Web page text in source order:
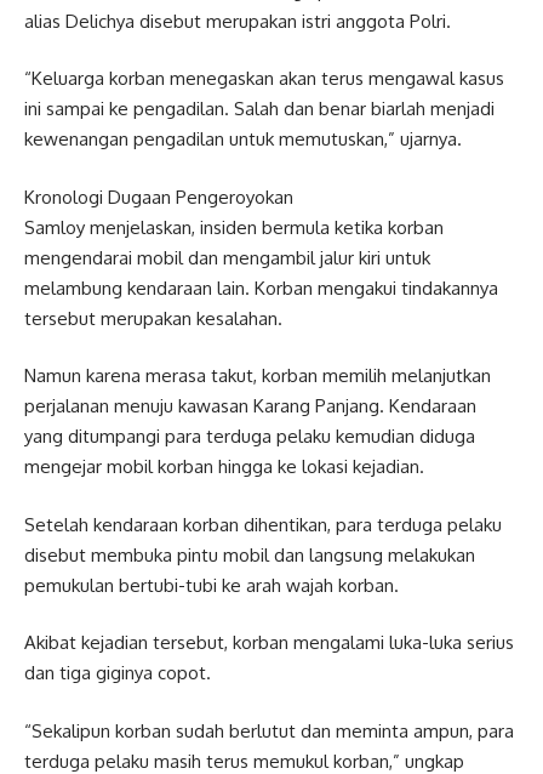
alias Delichya disebut merupakan istri anggota Polri.
“Keluarga korban menegaskan akan terus mengawal kasus
ini sampai ke pengadilan. Salah dan benar biarlah menjadi
kewenangan pengadilan untuk memutuskan,” ujarnya.
Kronologi Dugaan Pengeroyokan
Samloy menjelaskan, insiden bermula ketika korban
mengendarai mobil dan mengambil jalur kiri untuk
melambung kendaraan lain. Korban mengakui tindakannya
tersebut merupakan kesalahan.
Namun karena merasa takut, korban memilih melanjutkan
perjalanan menuju kawasan Karang Panjang. Kendaraan
yang ditumpangi para terduga pelaku kemudian diduga
mengejar mobil korban hingga ke lokasi kejadian.
Setelah kendaraan korban dihentikan, para terduga pelaku
disebut membuka pintu mobil dan langsung melakukan
pemukulan bertubi-tubi ke arah wajah korban.
Akibat kejadian tersebut, korban mengalami luka-luka serius
dan tiga giginya copot.
“Sekalipun korban sudah berlutut dan meminta ampun, para
terduga pelaku masih terus memukul korban,” ungkap